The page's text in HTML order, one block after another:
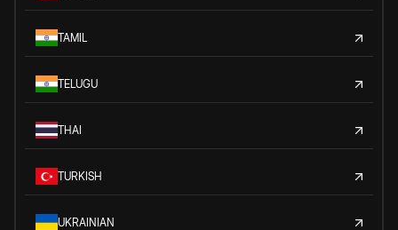
TAMIL
TELUGU
THAI
TURKISH
UKRAINIAN